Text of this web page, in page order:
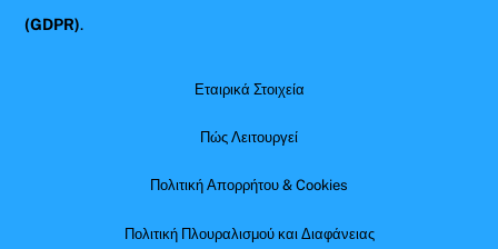
(GDPR).
Εταιρικά Στοιχεία
Πώς Λειτουργεί
Πολιτική Απορρήτου & Cookies
Πολιτική Πλουραλισμού και Διαφάνειας